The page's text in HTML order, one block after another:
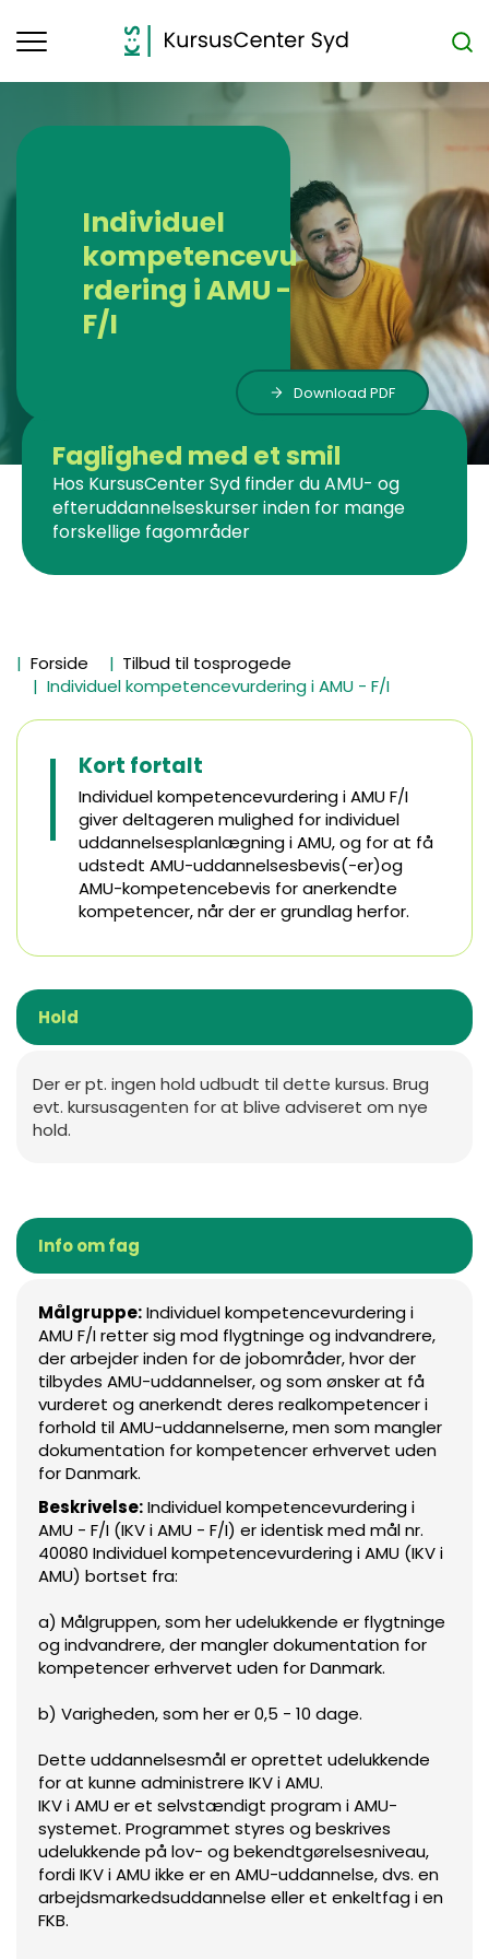
Toggle
Faglighed med et smil
Hos KursusCenter Syd finder du AMU- og
efteruddannelseskurser inden for mange
forskellige fagområder
Individuel
kompetencevu
rdering i AMU -
F/I
Download PDF
Forside
Tilbud til tosprogede
Individuel kompetencevurdering i AMU - F/I
Kort fortalt
Individuel kompetencevurdering i AMU F/I
giver deltageren mulighed for individuel
uddannelsesplanlægning i AMU, og for at få
udstedt AMU-uddannelsesbevis(-er)og
AMU-kompetencebevis for anerkendte
kompetencer, når der er grundlag herfor.
Hold
Der er pt. ingen hold udbudt til dette kursus. Brug
evt. kursusagenten for at blive adviseret om nye
hold.
Info om fag
Målgruppe:Individuel kompetencevurdering i
AMU F/I retter sig mod flygtninge og indvandrere,
der arbejder inden for de jobområder, hvor der
tilbydes AMU-uddannelser, og som ønsker at få
vurderet og anerkendt deres realkompetencer i
forhold til AMU-uddannelserne, men som mangler
dokumentation for kompetencer erhvervet uden
for Danmark.
Beskrivelse:Individuel kompetencevurdering i
AMU - F/I (IKV i AMU - F/I) er identisk med mål nr.
40080 Individuel kompetencevurdering i AMU (IKV i
AMU) bortset fra:
a) Målgruppen, som her udelukkende er flygtninge
og indvandrere, der mangler dokumentation for
kompetencer erhvervet uden for Danmark.
b) Varigheden, som her er 0,5 - 10 dage.
Dette uddannelsesmål er oprettet udelukkende
for at kunne administrere IKV i AMU.
IKV i AMU er et selvstændigt program i AMU-
systemet. Programmet styres og beskrives
udelukkende på lov- og bekendtgørelsesniveau,
fordi IKV i AMU ikke er en AMU-uddannelse, dvs. en
arbejdsmarkedsuddannelse eller et enkeltfag i en
FKB.